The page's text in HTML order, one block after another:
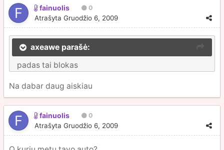
fainuolis 0
Atrašyta Gruodžio 6, 2009
axeawe parašė:
padas tai blokas
Na dabar daug aiskiau
fainuolis 0
Atrašyta Gruodžio 6, 2009